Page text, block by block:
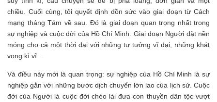
chiều. Cuối cùng, tôi quyết định dồn sức vào giai đoạn từ Cách
mạng tháng Tám về sau. Đó là giai đoạn quan trọng nhất trong
sự nghiệp và cuộc đời của Hồ Chí Minh. Giai đoạn Người đặt nền
móng cho cả một thời đại với những tư tưởng vĩ đại, những khát
vọng kì vĩ…
Và điều này mới là quan trọng: sự nghiệp của Hồ Chí Minh là sự
nghiệp gắn với những bước dịch chuyển lớn lao của lịch sử. Cuộc
đời của Người là cuộc đời chèo lái đưa con thuyền dân tộc vượt